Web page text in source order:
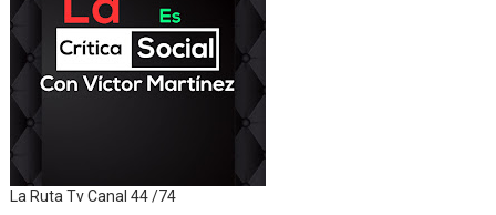
La Ruta Tv Canal 44 /74